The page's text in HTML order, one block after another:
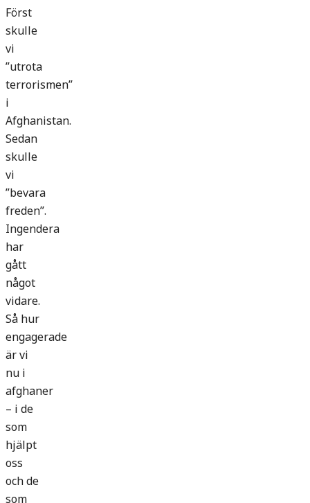
Först
skulle
vi
”utrota
terrorismen”
i
Afghanistan.
Sedan
skulle
vi
”bevara
freden”.
Ingendera
har
gått
något
vidare.
Så hur
engagerade
är vi
nu i
afghaner
– i de
som
hjälpt
oss
och de